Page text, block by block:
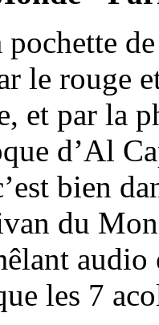
le rouge
et par la
d’Al
bien
du
les 7